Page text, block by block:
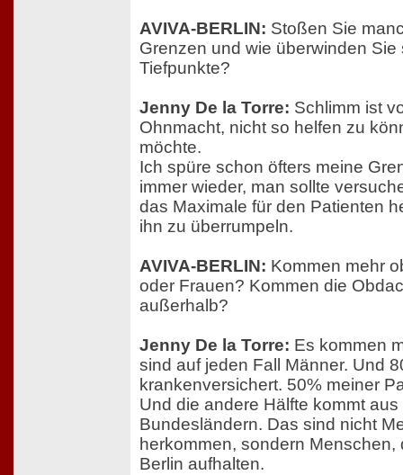
AVIVA-BERLIN: Stoßen Sie
Grenzen und wie überwinden Sie
Tiefpunkte?
Jenny De la Torre: Schlimm ist
Ohnmacht, nicht so helfen zu
möchte.
Ich spüre schon öfters meine
immer wieder, man sollte
das Maximale für den Patienten
ihn zu überrumpeln.
AVIVA-BERLIN: Kommen mehr
oder Frauen? Kommen die
außerhalb?
Jenny De la Torre: Es kommen
sind auf jeden Fall Männer. Und
krankenversichert. 50% meiner
Und die andere Hälfte kommt
Bundesländern. Das sind nicht
herkommen, sondern
Berlin aufhalten.